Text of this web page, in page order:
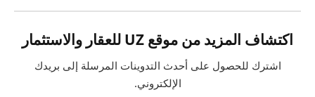
اكتشاف المزيد من موقع UZ للعقار والاستثمار
اشترك للحصول على أحدث التدوينات المرسلة إلى بريدك
الإلكتروني.